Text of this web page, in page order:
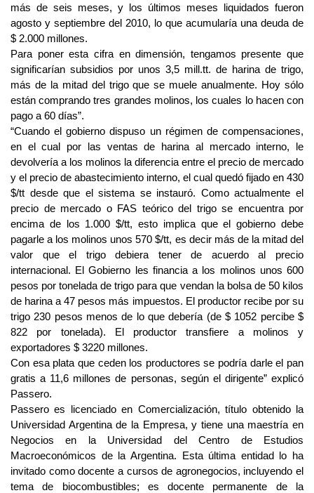
más de seis meses, y los últimos meses liquidados fueron
agosto y septiembre del 2010, lo que acumularía una deuda de
$ 2.000 millones.
Para poner esta cifra en dimensión, tengamos presente que
significarían subsidios por unos 3,5 mill.tt. de harina de trigo,
más de la mitad del trigo que se muele anualmente. Hoy sólo
están comprando tres grandes molinos, los cuales lo hacen con
pago a 60 días”.
“Cuando el gobierno dispuso un régimen de compensaciones,
en el cual por las ventas de harina al mercado interno, le
devolvería a los molinos la diferencia entre el precio de mercado
y el precio de abastecimiento interno, el cual quedó fijado en 430
$/tt desde que el sistema se instauró. Como actualmente el
precio de mercado o FAS teórico del trigo se encuentra por
encima de los 1.000 $/tt, esto implica que el gobierno debe
pagarle a los molinos unos 570 $/tt, es decir más de la mitad del
valor que el trigo debiera tener de acuerdo al precio
internacional. El Gobierno les financia a los molinos unos 600
pesos por tonelada de trigo para que vendan la bolsa de 50 kilos
de harina a 47 pesos más impuestos. El productor recibe por su
trigo 230 pesos menos de lo que debería (de $ 1052 percibe $
822 por tonelada). El productor transfiere a molinos y
exportadores $ 3220 millones.
Con esa plata que ceden los productores se podría darle el pan
gratis a 11,6 millones de personas, según el dirigente” explicó
Passero.
Passero es licenciado en Comercialización, título obtenido la
Universidad Argentina de la Empresa, y tiene una maestría en
Negocios en la Universidad del Centro de Estudios
Macroeconómicos de la Argentina. Esta última entidad lo ha
invitado como docente a cursos de agronegocios, incluyendo el
tema de biocombustibles; es docente permanente de la